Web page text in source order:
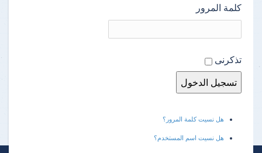
كلمة المرور
تذكرنى
هل نسيت كلمة المرور؟
هل نسيت اسم المستخدم؟